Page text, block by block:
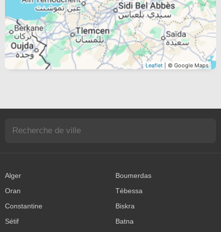
Leaflet | © Google Maps
Alger
Boumerdas
Oran
Tébessa
Constantine
Biskra
Sétif
Batna